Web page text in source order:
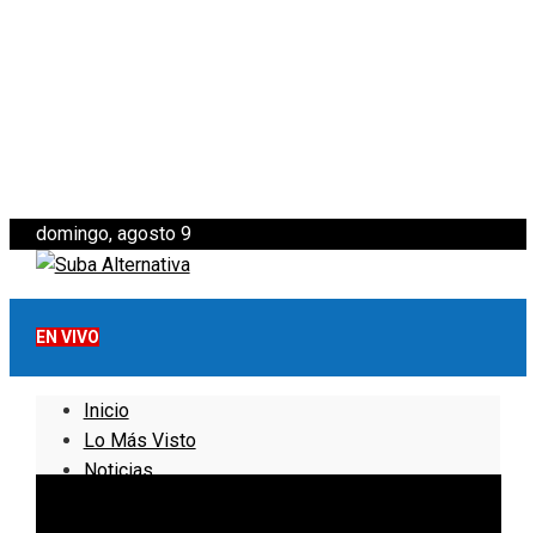
domingo, agosto 9
EN VIVO
Inicio
Lo Más Visto
Noticias